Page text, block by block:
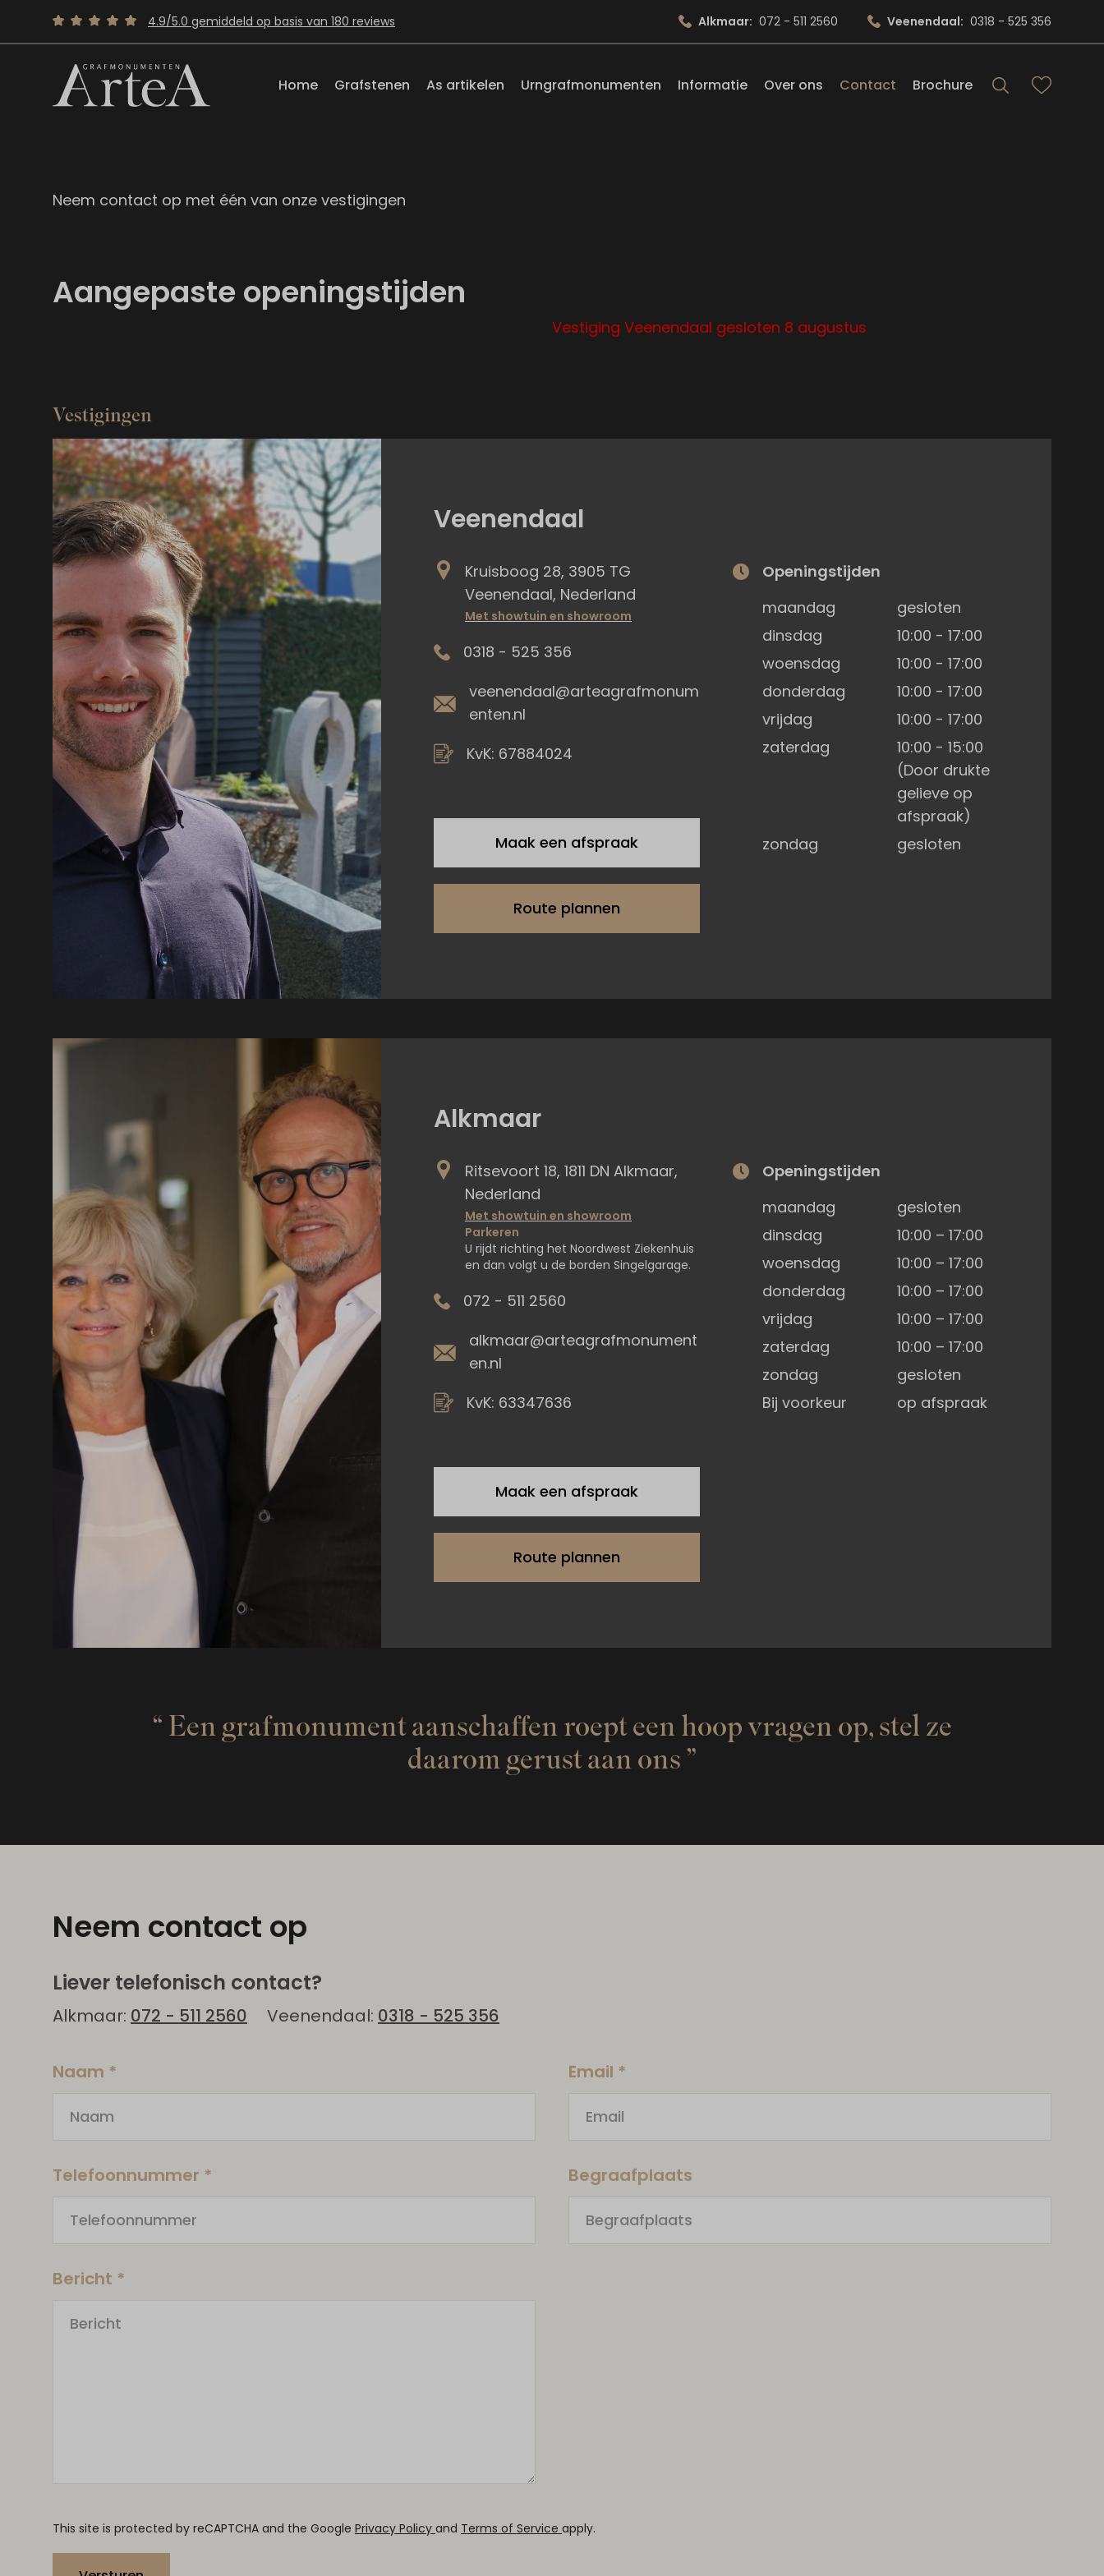
Home Grafstenen As artikelen Urngrafmonumenten Informatie Over ons Contact Brochure
4.9/5.0 gemiddeld op basis van 180 reviews Alkmaar: 072 - 511 2560 Veenendaal: 0318 - 525 356
Neem contact op met één van onze vestigingen
Aangepaste openingstijden
Vestiging Veenendaal gesloten 8 augustus
Vestigingen
Veenendaal
Kruisboog 28, 3905 TG
Veenendaal, Nederland
Met showtuin en showroom
0318 - 525 356
veenendaal@arteagrafmonum
enten.nl
KvK: 67884024
Maak een afspraak
Route plannen
Openingstijden
maandag
gesloten
dinsdag
10:00 - 17:00
woensdag
10:00 - 17:00
donderdag
10:00 - 17:00
vrijdag
10:00 - 17:00
zaterdag
10:00 - 15:00
(Door drukte
gelieve op
afspraak)
zondag
gesloten
Alkmaar
Ritsevoort 18, 1811 DN Alkmaar,
Nederland
Met showtuin en showroom
Parkeren
U rijdt richting het Noordwest Ziekenhuis
en dan volgt u de borden Singelgarage.
072 - 511 2560
alkmaar@arteagrafmonument
en.nl
KvK: 63347636
Maak een afspraak
Route plannen
Openingstijden
maandag
gesloten
dinsdag
10:00 – 17:00
woensdag
10:00 – 17:00
donderdag
10:00 – 17:00
vrijdag
10:00 – 17:00
zaterdag
10:00 – 17:00
zondag
gesloten
Bij voorkeur
op afspraak
Een grafmonument aanschaffen roept een hoop vragen op, stel ze
daarom gerust aan ons
Neem contact op
Liever telefonisch contact?
Alkmaar: 072 - 511 2560 Veenendaal: 0318 - 525 356
Naam * Email *
Telefoonnummer * Begraafplaats
Bericht *
This site is protected by reCAPTCHA and the Google Privacy Policy and Terms of Service apply.